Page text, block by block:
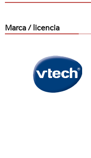
Marca / licencia